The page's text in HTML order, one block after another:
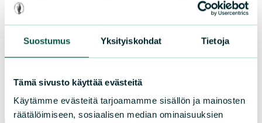
Suostumus Yksityiskohdat Tietoja
Tämä sivusto käyttää evästeitä
Käytämme evästeitä tarjoamamme sisällön ja mainosten
räätälöimiseen, sosiaalisen median ominaisuuksien